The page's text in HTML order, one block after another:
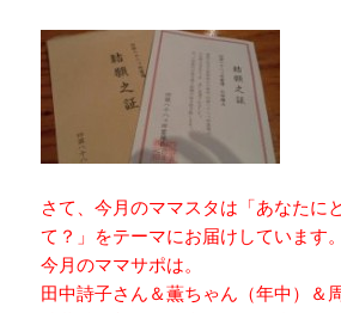
さて、今月のママスタは「あなたに
て？」をテーマにお届けしています。
今月のママサポは。
田中詩子さん＆薫ちゃん（年中）＆